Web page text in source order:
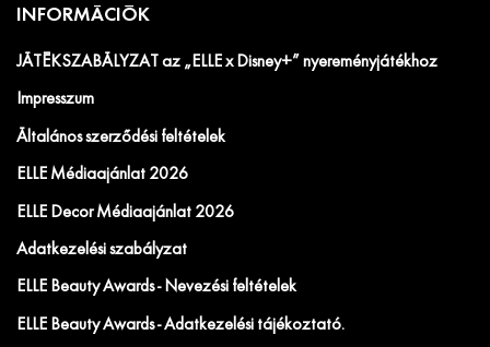
INFORMÁCIÓK
JÁTÉKSZABÁLYZAT az „ELLE x Disney+” nyereményjátékhoz
Impresszum
Általános szerződési feltételek
ELLE Médiaajánlat 2026
ELLE Decor Médiaajánlat 2026
Adatkezelési szabályzat
ELLE Beauty Awards - Nevezési feltételek
ELLE Beauty Awards - Adatkezelési tájékoztató.